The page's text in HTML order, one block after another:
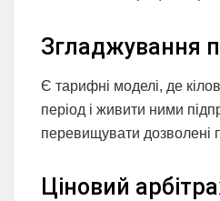
Згладжування
Є тарифні моделі, де
період і живити ними
перевищувати дозволені
Ціновий